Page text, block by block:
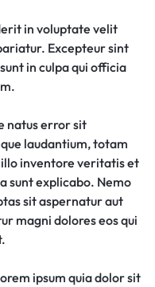
in voluptate velit
Excepteur sint
in culpa qui officia
natus error sit
laudantium, totam
illo inventore veritatis et
sunt explicabo. Nemo
sit aspernatur aut
magni dolores eos qui
ipsum quia dolor sit